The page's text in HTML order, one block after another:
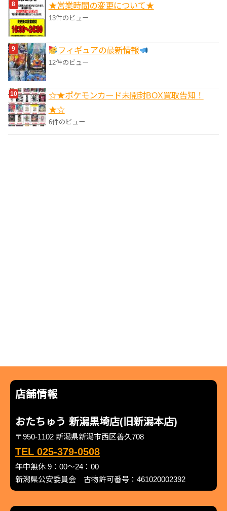
★営業時間の変更について★
13件のビュー
フィギュアの最新情報
12件のビュー
☆★ポケモンカード未開封BOX買取告知！
★☆
6件のビュー
店舗情報
おたちゅう 新潟黒埼店(旧新潟本店)
〒950-1102 新潟県新潟市西区善久708
TEL 025-379-0508
年中無休 9：00～24：00
新潟県公安委員会 古物許可番号：461020002392